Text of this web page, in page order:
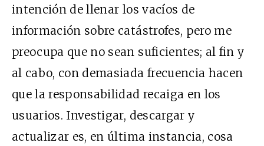
intención de llenar los vacíos de
información sobre catástrofes, pero me
preocupa que no sean suficientes; al fin y
al cabo, con demasiada frecuencia hacen
que la responsabilidad recaiga en los
usuarios. Investigar, descargar y
actualizar es, en última instancia, cosa